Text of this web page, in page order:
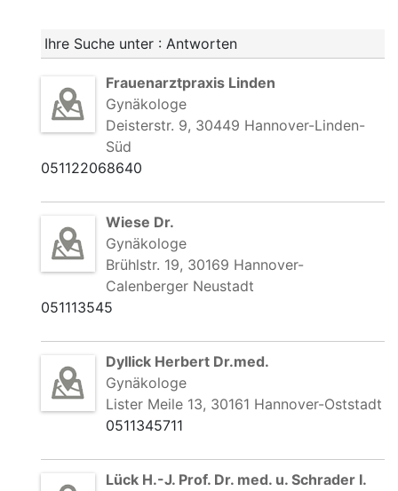
Ihre Suche unter : Antworten
Frauenarztpraxis Linden
Gynäkologe
Deisterstr. 9, 30449 Hannover-Linden-
Süd
051122068640
Wiese Dr.
Gynäkologe
Brühlstr. 19, 30169 Hannover-
Calenberger Neustadt
051113545
Dyllick Herbert Dr.med.
Gynäkologe
Lister Meile 13, 30161 Hannover-Oststadt
0511345711
Lück H.-J. Prof. Dr. med. u. Schrader I.